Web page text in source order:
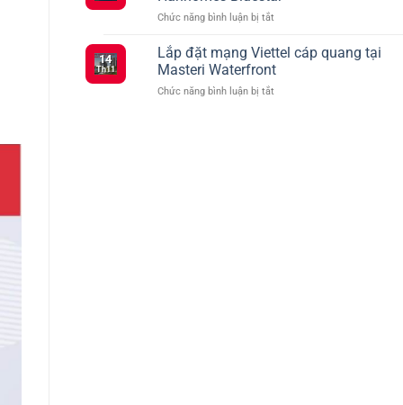
–
Nối
Siêu
Tốc
Với
gói
cước
ưu
đãi
hình
Chức năng bình luận bị tắtở
vụ
mạng
Viettel
cáp
14
Th11
Lắp đặt mạng Viettel cáp quang tại
Masteri Waterfront
Chức năng bình luận bị tắtở